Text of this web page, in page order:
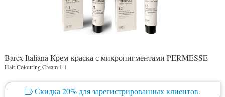
Barex Italiana Крем-краска с микропигментами PERMESSE
Hair Colouring Cream 1:1
Скидка 20% для зарегистрированных клиентов.